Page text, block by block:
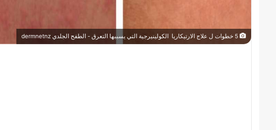
5 خطوات ل علاج الارتيكاريا الكولينيرجية التي يسببها التعرق - الطفح الجلدي dermnetnz